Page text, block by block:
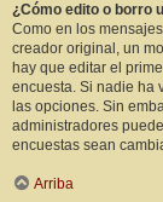
¿Cómo edito o borro
Como en los
creador original, un
hay que editar el
encuesta. Si nadie ha
las opciones. Sin
administradores
encuestas sean
Arriba